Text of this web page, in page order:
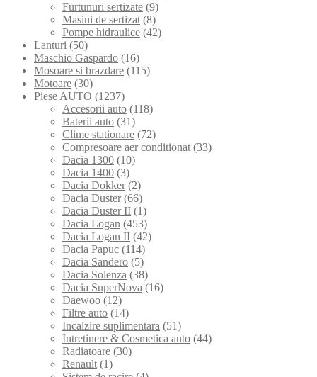
Furtunuri sertizate (9)
Masini de sertizat (8)
Pompe hidraulice (42)
Lanturi (50)
Maschio Gaspardo (16)
Mosoare si brazdare (115)
Motoare (30)
Piese AUTO (1237)
Accesorii auto (118)
Baterii auto (31)
Clime stationare (72)
Compresoare aer conditionat (33)
Dacia 1300 (10)
Dacia 1400 (3)
Dacia Dokker (2)
Dacia Duster (66)
Dacia Duster II (1)
Dacia Logan (453)
Dacia Logan II (42)
Dacia Papuc (114)
Dacia Sandero (5)
Dacia Solenza (38)
Dacia SuperNova (16)
Daewoo (12)
Filtre auto (14)
Incalzire suplimentara (51)
Intretinere & Cosmetica auto (44)
Radiatoare (30)
Renault (1)